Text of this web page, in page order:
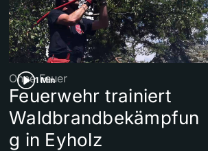
1 Min
Ohne Feuer
Feuerwehr trainiert
Waldbrandbekämpfun
g in Eyholz